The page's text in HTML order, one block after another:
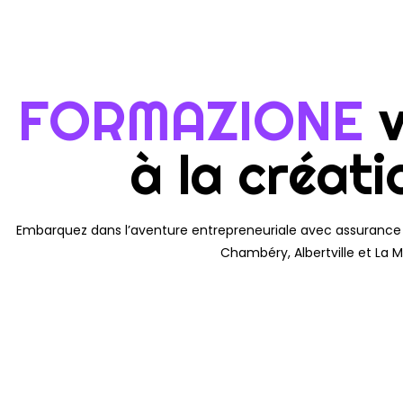
FORMAZIONE
à la
Embarquez dans l’aventure entrepreneuriale avec
Chambéry, Albertville et La